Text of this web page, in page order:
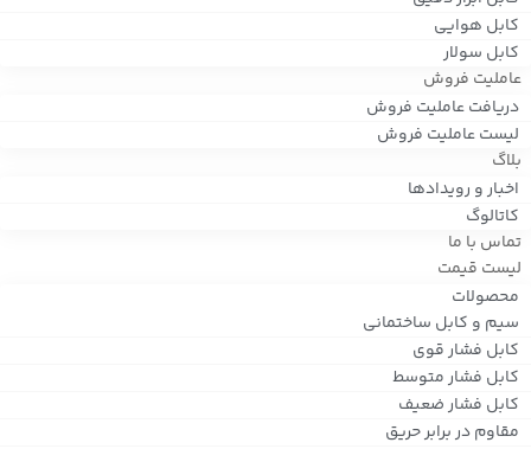
کابل هوایی
کابل سولار
عاملیت فروش
دریافت عاملیت فروش
لیست عاملیت فروش
بلاگ
اخبار و رویدادها
کاتالوگ
تماس با ما
لیست قیمت
محصولات
سیم و کابل ساختمانی
کابل فشار قوی
کابل فشار متوسط
کابل فشار ضعیف
مقاوم در برابر حریق